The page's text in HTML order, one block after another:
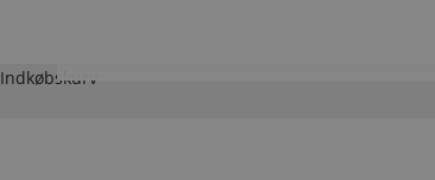
Indkøbskurv